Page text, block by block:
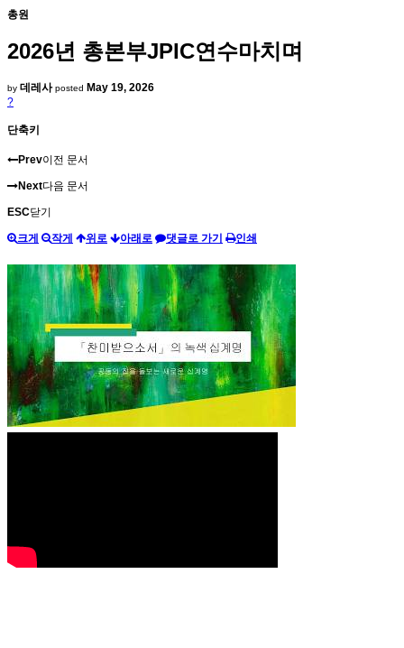
총원
2026년 총본부JPIC연수마치며
by 데레사 posted May 19, 2026
?
단축키
Prev이전 문서
Next다음 문서
ESC닫기
크게 작게 위로 아래로 댓글로 가기 인쇄